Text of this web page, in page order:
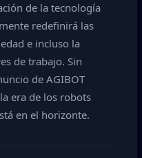
de la tecnología
redefinirá las
e incluso la
de trabajo. Sin
de AGIBOT
era de los robots
en el horizonte.